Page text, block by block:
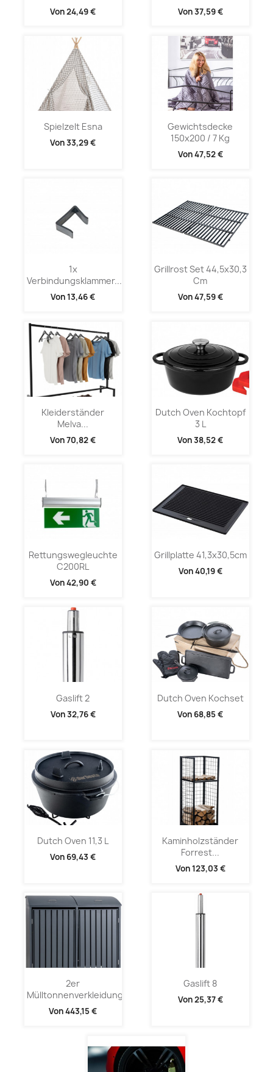
Von24,49 € Von37,59 €
Spielzelt Esna
Von33,29 €
Gewichtsdecke
150x200 / 7 Kg
Von47,52 €
1x
Verbindungsklammer...
Von13,46 €
Grillrost Set 44,5x30,3
Cm
Von47,59 €
Kleiderständer
Melva...
Von70,82 €
Dutch Oven Kochtopf
3 L
Von38,52 €
Rettungswegleuchte
C200RL
Von42,90 €
Grillplatte 41,3x30,5cm
Von40,19 €
Gaslift 2
Von32,76 €
Dutch Oven Kochset
Von 68,85 €
Dutch Oven 11,3 L
Von 69,43 €
Kaminholzständer
Forrest...
Von123,03 €
2er
Mülltonnenverkleidung...
Von443,15 €
Gaslift 8
Von25,37 €